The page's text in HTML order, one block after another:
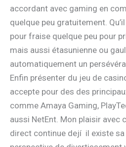
accordant avec gaming en
quelque peu gratuitement.
pour fraise quelque peu pour
mais aussi étasunienne ou
automatiquement un
Enfin présenter du jeu de
accepte pour des des
comme Amaya Gaming,
aussi NetEnt. Mon plaisir avec
direct continue dejí il existe